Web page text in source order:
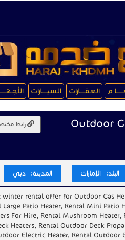
م الـعـقـــــارات الـسـيـــــارات
Outdoor
رابط
البلد: الإمارات المدينة: دبي
rental offer for Outdoor Gas
Patio Heater, Rental Mini Patio
For Hire, Rental Mushroom
Heaters, Rental Outdoor Deck
Electric Heater, Rental Outdoor